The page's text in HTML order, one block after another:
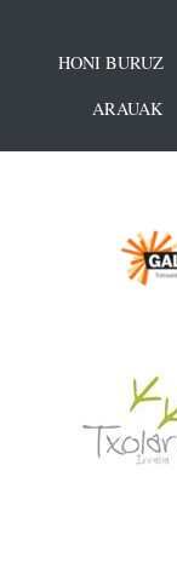
HONI BURUZ
ARAUAK